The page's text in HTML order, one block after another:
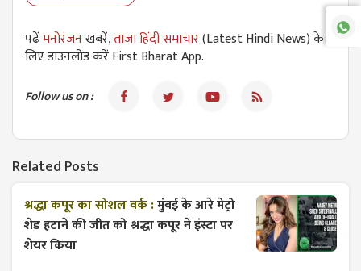
पढेंमनोरंजनखबरें,ताजा हिंदी समाचार(Latest Hindi News) के
लिए डाउनलोड करें First Bharat App.
Follow us on :
Related Posts
श्रद्धा कपूर का सोशल वर्क :मुंबई के आरे मेट्रो
शेड हटाने की जीत को श्रद्धा कपूर ने इंस्टा पर
शेयर किया